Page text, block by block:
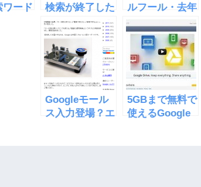
ワード
検索が終了した
らしいけど、裏
ワザあり
ルフール・去年
のGoogleのま
とめ
Googleモール
ス入力登場？エ
5GBまで無料で
使えるGoogle